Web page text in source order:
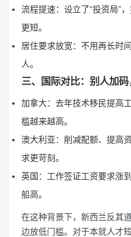
流程提速：设立了“投资局”
更短。
居住要求放宽：不用再长时
人。
三、国际对比：别人加
加拿大：去年技术移民提高
槛越来越高。
澳大利亚：削减配额、提高
求更苛刻。
英国：工作签证工资要求涨
船高。
在这种背景下，新西兰反其
边放低门槛。对于本就人才